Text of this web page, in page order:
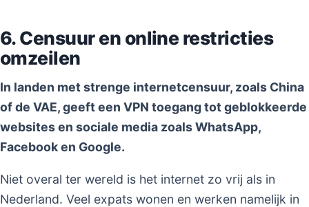
6. Censuur en online restricties
omzeilen
In landen met strenge internetcensuur, zoals China
of de VAE, geeft een VPN toegang tot geblokkeerde
websites en sociale media zoals WhatsApp,
Facebook en Google.
Niet overal ter wereld is het internet zo vrij als in
Nederland. Veel expats wonen en werken namelijk in